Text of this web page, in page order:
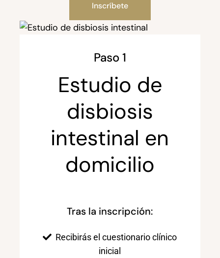
Inscríbete
Paso 1
Estudio de
disbiosis
intestinal en
domicilio
Tras la inscripción:
Recibirás el cuestionario clínico
inicial